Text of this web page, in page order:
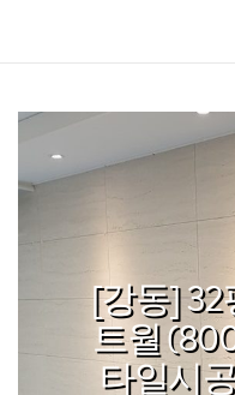
[강동] 32
트월
타일시